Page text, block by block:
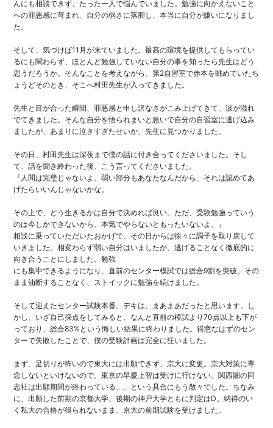
んにも相談できず、たった一人で悩んでいました。勉強に向かえないこと
への罪悪感に苛まれ、自分の弱さに落胆し、本当に自分が嫌いになりまし
た。
そして、気づけば11月が来ていました。最高の環境を提供してもらってい
るにも関わらず、ほとんど勉強していない自分の事を知ったら先生はどう
思うだろうか。そんなことを考えながら、第2自習室で赤本を眺めていたち
ょうどそのとき、そこへ村田先生が入ってきました。
先生と目が合った瞬間、罪悪感と申し訳なさがこみ上げてきて、涙が溢れ
でてきました。そんな自分を悟られまいと急いで自分の自習室に逃げ込み
ましたが、あまりに泣きすぎたせいか、先生に見つかりました。
その日、村田先生は深夜まで僕の話に付き合ってくださいました。そし
て、話を聞き終わった後、こう言ってくださいました。
『人間は完璧じゃないよ。弱い部分もあなたなんだから、それは認めてあ
げたらいいんじゃないかな。
その上で、どう生きるかは自分で決めれば良い。ただ、受験勉強っていう
のは今しかできないから、本気でやらないともったいないよ。』
相談に乗っていただいたおかげで、その日からは徐々に調子を取り戻して
いきました。相変わらず弱い自分はいましたが、逃げることなく徹底的に
向き合うことにしました。勉強
にも集中できるようになり、直前のセンター模試では総合9割を突破。その
まま油断することなく、ストイックに勉強を続けました。
そして迎えたセンター試験本番。デキは、まあまあだったと思います。し
かし、いざ自己採点をしてみると、なんと直前の模試より70点以上も下が
っており、総合83%という悔しい結果に終わりました。得意なはずのセン
ターで失敗したことで、僕の受験計画は完全に狂いました。
まず、足切りが怖いので東大には出願できず、京大に変更。京大対策に専
念しないといけないので、東京の早慶上智は受けに行けない、関西圏の同
志社は出願期間が終わっている、、という具合にもう散々でした。ちなみ
に、出願した前期の京都大学、後期の神戸大学ともに判定はD。納得のい
く私大の合格が得られないまま、京大の前期試験を受けました。